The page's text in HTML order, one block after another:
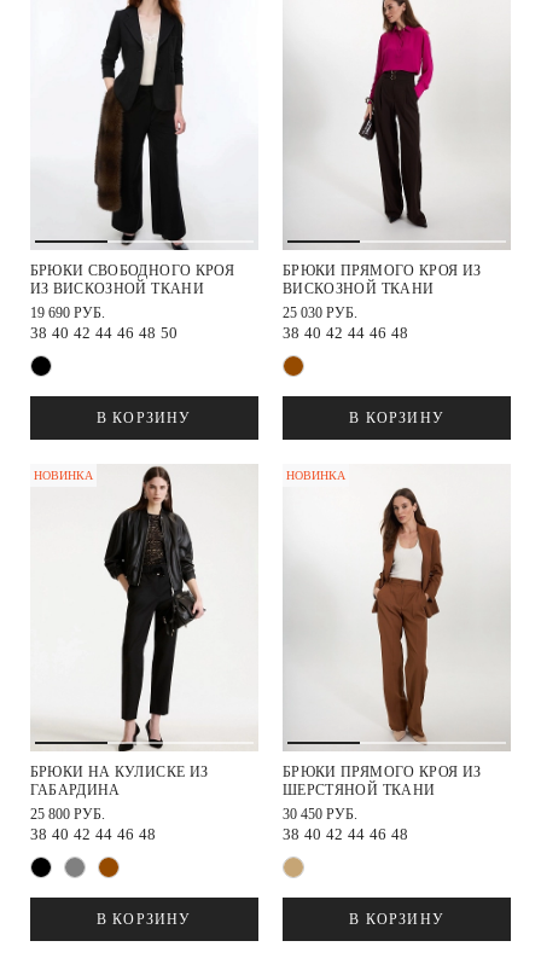
БРЮКИ СВОБОДНОГО КРОЯ
ИЗ ВИСКОЗНОЙ ТКАНИ
19 690 РУБ.
38 40 42 44 46 48 50
В КОРЗИНУ
БРЮКИ ПРЯМОГО КРОЯ ИЗ
ВИСКОЗНОЙ ТКАНИ
25 030 РУБ.
38 40 42 44 46 48
В КОРЗИНУ
НОВИНКА
БРЮКИ НА КУЛИСКЕ ИЗ
ГАБАРДИНА
25 800 РУБ.
38 40 42 44 46 48
В КОРЗИНУ
НОВИНКА
БРЮКИ ПРЯМОГО КРОЯ ИЗ
ШЕРСТЯНОЙ ТКАНИ
30 450 РУБ.
38 40 42 44 46 48
В КОРЗИНУ